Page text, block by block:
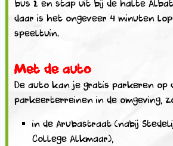
bus 2 en stap uit bij de halte
daar is het ongeveer 4 minuten
speeltuin.
Met de auto
De auto kan je gratis parkeren op
parkeerterreinen in de omgeving,
in de Arubastraat (nabij
College Alkmaar),